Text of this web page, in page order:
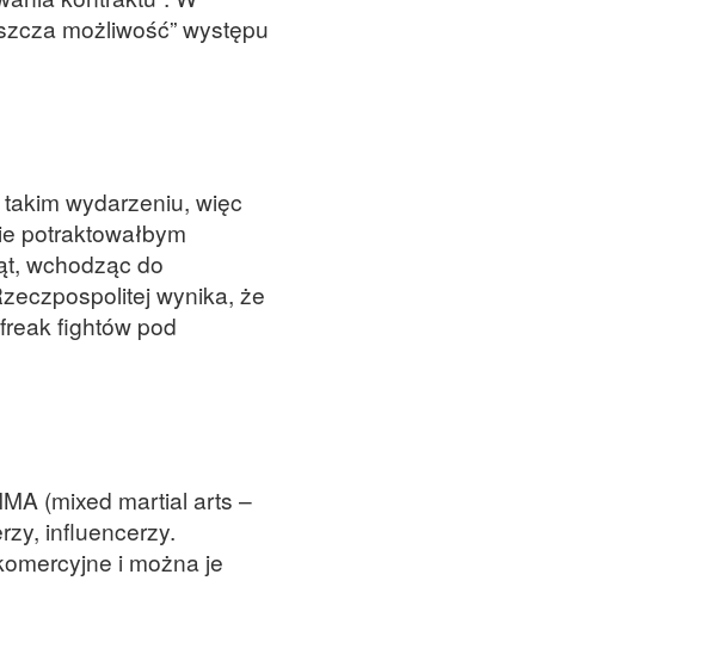
możliwość” występu
wydarzeniu, więc
potraktowałbym
wchodząc do
wynika, że
fightów pod
(mixed martial arts –
influencerzy.
i można je